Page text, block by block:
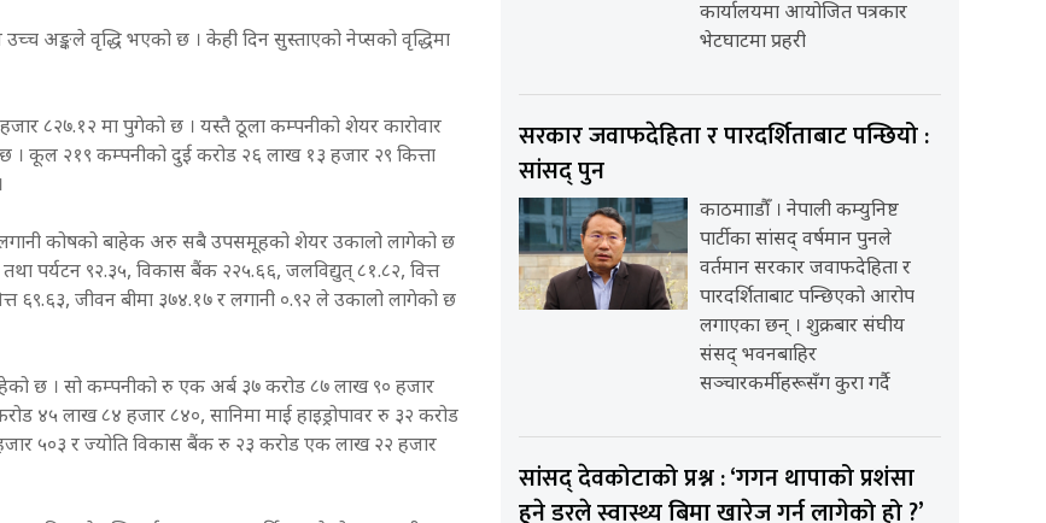
अङ्कले वृद्धि भएको छ । केही दिन सुस्ताएको नेप्सको वृद्धिमा
८२७.१२ मा पुगेको छ । यस्तै ठूला कम्पनीको शेयर कारोवार
। कूल २१९ कम्पनीको दुई करोड २६ लाख १३ हजार २९ कित्ता
कोषको बाहेक अरु सबै उपसमूहको शेयर उकालो लागेको छ
पर्यटन ९२.३५, विकास बैंक २२५.६६, जलविद्युत् ८१.८२, वित्त
६९.६३, जीवन बीमा ३७४.१७ र लगानी ०.९२ ले उकालो लागेको छ
छ । सो कम्पनीको रु एक अर्ब ३७ करोड ८७ लाख ९० हजार
४५ लाख ८४ हजार ८४०, सानिमा माई हाइड्रोपावर रु ३२ करोड
५०३ र ज्योति विकास बैंक रु २३ करोड एक लाख २२ हजार
कार्यालयमा आयोजित पत्रकार
भेटघाटमा प्रहरी
सरकार जवाफदेहिता र पारदर्शिताबाट पन्छियो :
सांसद् पुन
काठमााडौँ । नेपाली कम्युनिष्ट
पार्टीका सांसद् वर्षमान पुनले
वर्तमान सरकार जवाफदेहिता र
पारदर्शिताबाट पन्छिएको आरोप
लगाएका छन् । शुक्रबार संघीय
संसद् भवनबाहिर
सञ्चारकर्मीहरूसँग कुरा गर्दै
सांसद् देवकोटाको प्रश्न : ‘गगन थापाको प्रशंसा
हुने डरले स्वास्थ्य बिमा खारेज गर्न लागेको हो ?’